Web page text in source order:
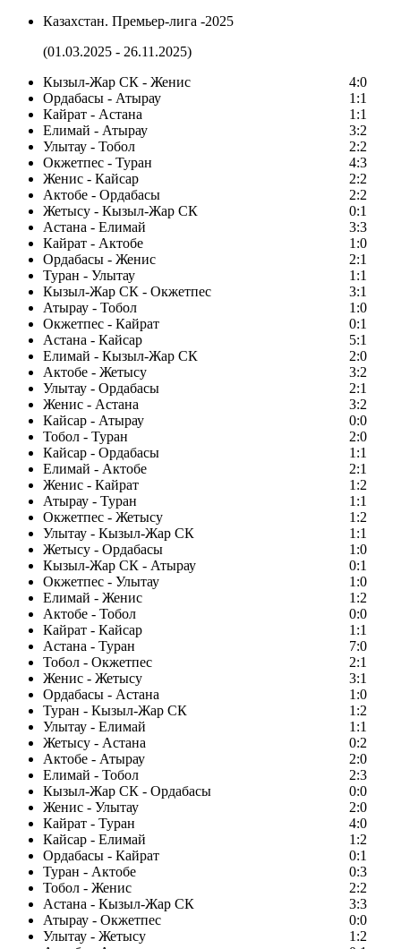
Казахстан. Премьер-лига -2025
(01.03.2025 - 26.11.2025)
Кызыл-Жар СК - Женис
4:0
Ордабасы - Атырау
1:1
Кайрат - Астана
1:1
Елимай - Атырау
3:2
Улытау - Тобол
2:2
Окжетпес - Туран
4:3
Женис - Кайсар
2:2
Актобе - Ордабасы
2:2
Жетысу - Кызыл-Жар СК
0:1
Астана - Елимай
3:3
Кайрат - Актобе
1:0
Ордабасы - Женис
2:1
Туран - Улытау
1:1
Кызыл-Жар СК - Окжетпес
3:1
Атырау - Тобол
1:0
Окжетпес - Кайрат
0:1
Астана - Кайсар
5:1
Елимай - Кызыл-Жар СК
2:0
Актобе - Жетысу
3:2
Улытау - Ордабасы
2:1
Женис - Астана
3:2
Кайсар - Атырау
0:0
Тобол - Туран
2:0
Кайсар - Ордабасы
1:1
Елимай - Актобе
2:1
Женис - Кайрат
1:2
Атырау - Туран
1:1
Окжетпес - Жетысу
1:2
Улытау - Кызыл-Жар СК
1:1
Жетысу - Ордабасы
1:0
Кызыл-Жар СК - Атырау
0:1
Окжетпес - Улытау
1:0
Елимай - Женис
1:2
Актобе - Тобол
0:0
Кайрат - Кайсар
1:1
Астана - Туран
7:0
Тобол - Окжетпес
2:1
Женис - Жетысу
3:1
Ордабасы - Астана
1:0
Туран - Кызыл-Жар СК
1:2
Улытау - Елимай
1:1
Жетысу - Астана
0:2
Актобе - Атырау
2:0
Елимай - Тобол
2:3
Кызыл-Жар СК - Ордабасы
0:0
Женис - Улытау
2:0
Кайрат - Туран
4:0
Кайсар - Елимай
1:2
Ордабасы - Кайрат
0:1
Туран - Актобе
0:3
Тобол - Женис
2:2
Астана - Кызыл-Жар СК
3:3
Атырау - Окжетпес
0:0
Улытау - Жетысу
1:2